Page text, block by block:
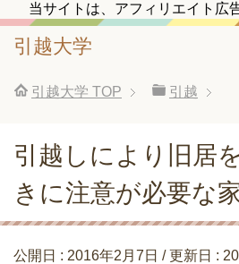
当サイトは、アフィリエイト広
引越大学
引越大学 TOP 引越
引越しにより旧居
きに注意が必要な
公開日 : 2016年2月7日 / 更新日 :